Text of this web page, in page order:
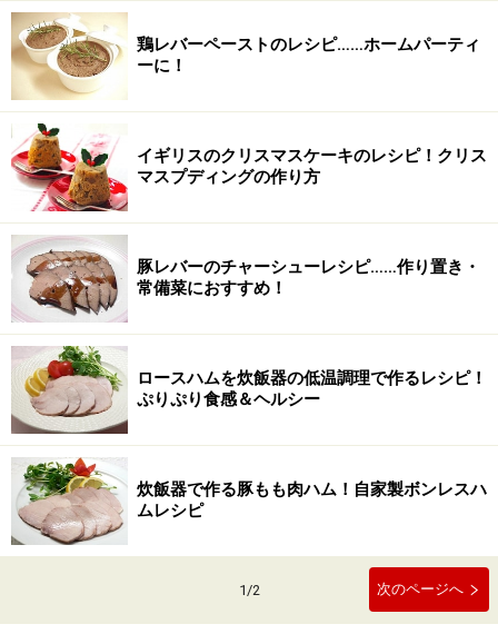
鶏レバーペーストのレシピ……ホームパーティ
ーに！
イギリスのクリスマスケーキのレシピ！クリス
マスプディングの作り方
豚レバーのチャーシューレシピ……作り置き・
常備菜におすすめ！
ロースハムを炊飯器の低温調理で作るレシピ！
ぷりぷり食感＆ヘルシー
炊飯器で作る豚もも肉ハム！自家製ボンレスハ
ムレシピ
1/2 次のページへ